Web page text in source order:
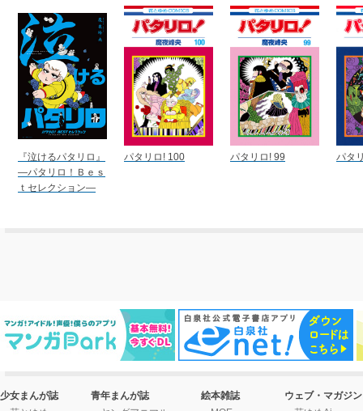
『泣けるパタリロ』
―パタリロ！Ｂｅｓ
ｔセレクション―
パタリロ! 100 パタリロ! 99 パタ
少女まんが誌
青年まんが誌
絵本雑誌
ウェブ・マガジン